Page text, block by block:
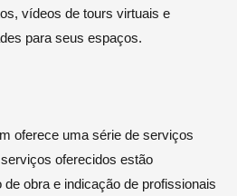
vídeos de tours virtuais e
para seus espaços.
oferece uma série de serviços
oferecidos estão
obra e indicação de profissionais